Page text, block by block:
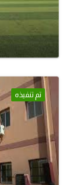
تم تنفيذه